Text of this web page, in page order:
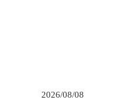
2026/08/08